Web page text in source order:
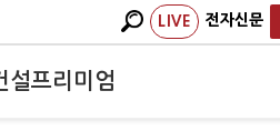
LIVE 전자신문
설프리미엄